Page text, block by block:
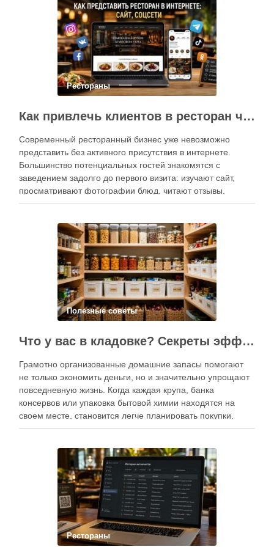
Рестораны
Как привлечь клиентов в ресторан через интернет: каким должен быть сайт и как эффективно использовать социальные сети
Современный ресторанный бизнес уже невозможно
представить без активного присутствия в интернете.
Большинство потенциальных гостей знакомятся с
заведением задолго до первого визита: изучают сайт,
просматривают фотографии блюд, читают отзывы,
оценивают интерьер, сравнивают цены и даже смотрят
продвижение становится одним из ключевых
инструментов увеличения посещаемости, повышения …
Полезные советы
Что у вас в кладовке? Секреты эффективного планирования запасов
Грамотно организованные домашние запасы помогают
не только экономить деньги, но и значительно упрощают
повседневную жизнь. Когда каждая крупа, банка
консервов или упаковка бытовой химии находятся на
своем месте, становится легче планировать покупки,
готовить блюда и избегать лишних расходов.
перестал быть исключительно способом подготовки к …
Рестораны